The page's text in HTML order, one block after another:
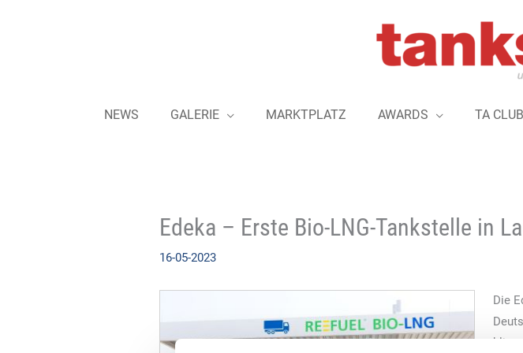
NEWS GALERIE MARKTPLATZ AWARDS TA CLUB
Edeka – Erste Bio-LNG-Tankstelle in
16-05-2023
Die